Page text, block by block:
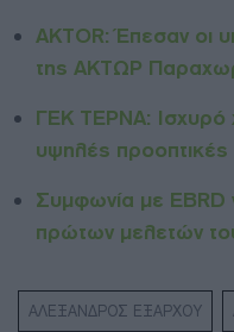
AKTOR: Έπεσαν οι
της ΑΚΤΩΡ
ΓΕΚ ΤΕΡΝΑ: Ισχυρό
υψηλές προοπτικές
Συμφωνία με EBRD
πρώτων μελετών
ΑΛΕΞΑΝΔΡΟΣ ΕΞΑΡΧΟΥ